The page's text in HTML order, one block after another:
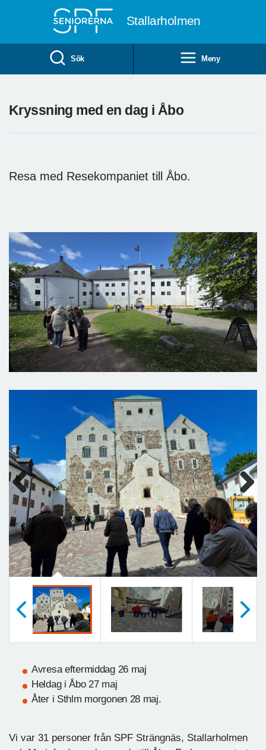
Stallarholmen
Sök Meny
Kryssning med en dag i Åbo
Resa med Resekompaniet till Åbo.
Previous Next
Avresa eftermiddag 26 maj
Heldag i Åbo 27 maj
Åter i Sthlm morgonen 28 maj.
Vi var 31 personer från SPF Strängnäs, Stallarholmen